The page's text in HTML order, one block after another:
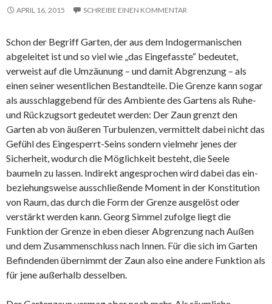
APRIL 16, 2015 SCHREIBE EINEN KOMMENTAR
Schon der Begriff Garten, der aus dem Indogermanischen
abgeleitet ist und so viel wie „das Eingefasste“ bedeutet,
verweist auf die Umzäunung – und damit Abgrenzung – als
einen seiner wesentlichen Bestandteile. Die Grenze kann sogar
als ausschlaggebend für des Ambiente des Gartens als Ruhe-
und Rückzugsort gedeutet werden: Der Zaun grenzt den
Garten ab von äußeren Turbulenzen, vermittelt dabei nicht das
Gefühl des Eingesperrt-Seins sondern vielmehr jenes der
Sicherheit, wodurch die Möglichkeit besteht, die Seele
baumeln zu lassen. Indirekt angesprochen wird dabei das ein-
beziehungsweise ausschließende Moment in der Konstitution
von Raum, das durch die Form der Grenze ausgelöst oder
verstärkt werden kann. Georg Simmel zufolge liegt die
Funktion der Grenze in eben dieser Abgrenzung nach Außen
und dem Zusammenschluss nach Innen. Für die sich im Garten
Befindenden übernimmt der Zaun also eine andere Funktion als
für jene außerhalb desselben.